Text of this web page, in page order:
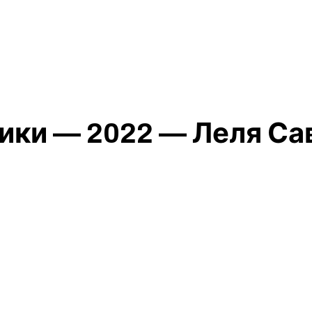
— 2022 — Леля